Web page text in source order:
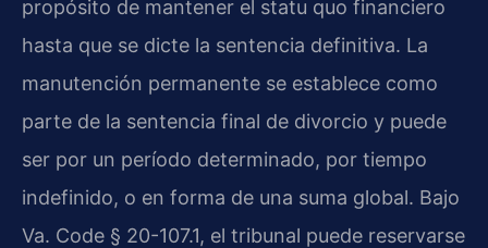
propósito de mantener el statu quo financiero
hasta que se dicte la sentencia definitiva. La
manutención permanente se establece como
parte de la sentencia final de divorcio y puede
ser por un período determinado, por tiempo
indefinido, o en forma de una suma global. Bajo
Va. Code § 20-107.1, el tribunal puede reservarse